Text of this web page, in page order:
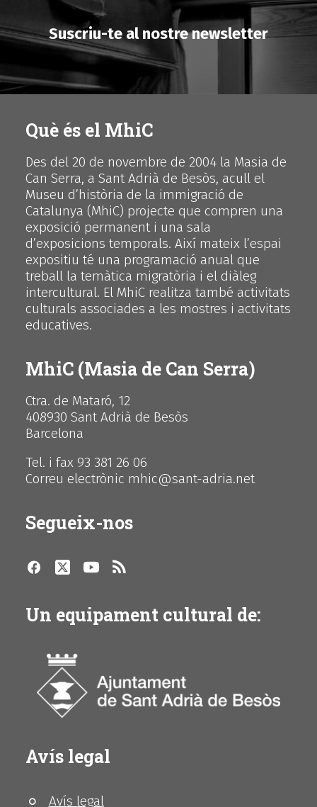
Suscriu-te al nostre newsletter
Què és el MhiC
Des del 20 de novembre de 2004 la Masia de
Can Serra, a Sant Adrià de Besòs, acull el
Museu d’història de la immigració de
Catalunya (MhiC) projecte que compren una
exposició permanent i una sala
d’exposicions temporals. Així mateix l’espai
expositiu té una programació anual que
treball la temàtica migratòria i el diàleg
intercultural. El MhiC realitza també activitats
culturals associades a les mostres i activitats
educatives.
MhiC (Masia de Can Serra)
Ctra. de Mataró, 12
408930 Sant Adrià de Besòs
Barcelona
Tel. i fax 93 381 26 06
Correu electrònic mhic@sant-adria.net
Segueix-nos
Un equipament cultural de:
Avís legal
Avís legal